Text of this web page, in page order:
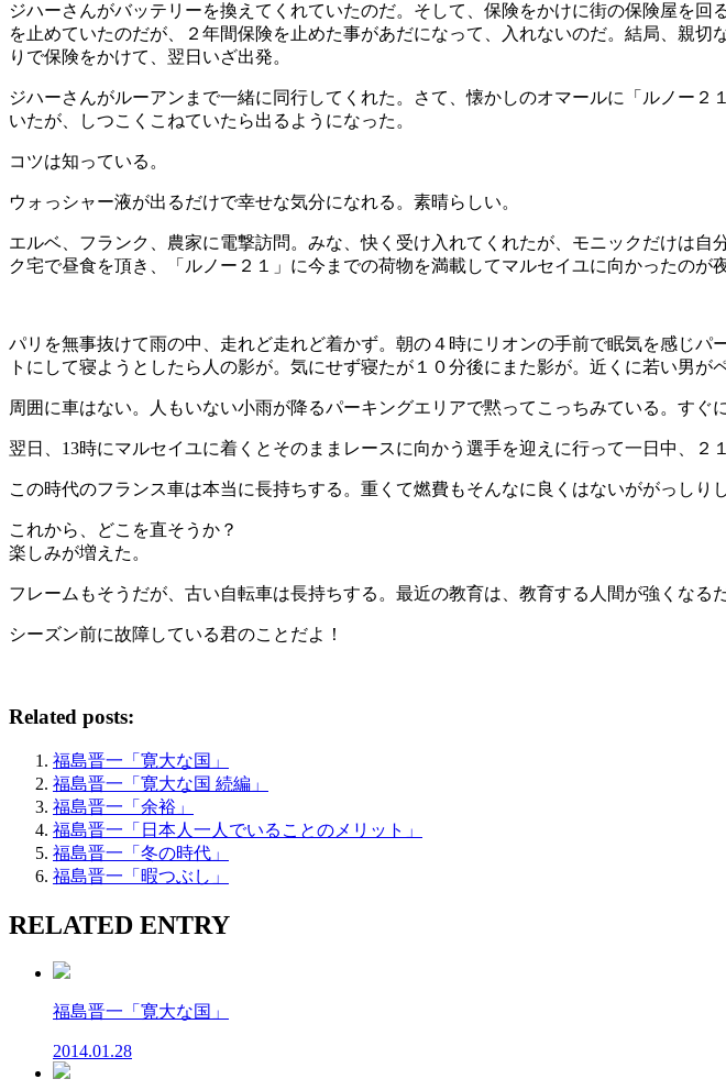
ジハーさんがバッテリーを換えてくれていたのだ。そして、保険をかけに街の保険屋を
を止めていたのだが、２年間保険を止めた事があだになって、入れないのだ。結局、親
りで保険をかけて、翌日いざ出発。
ジハーさんがルーアンまで一緒に同行してくれた。さて、懐かしのオマールに「ルノー
いたが、しつこくこねていたら出るようになった。
コツは知っている。
ウォっシャー液が出るだけで幸せな気分になれる。素晴らしい。
エルベ、フランク、農家に電撃訪問。みな、快く受け入れてくれたが、モニックだけは
ク宅で昼食を頂き、「ルノー２１」に今までの荷物を満載してマルセイユに向かったのが
パリを無事抜けて雨の中、走れど走れど着かず。朝の４時にリオンの手前で眠気を感じ
トにして寝ようとしたら人の影が。気にせず寝たが１０分後にまた影が。近くに若い男が
周囲に車はない。人もいない小雨が降るパーキングエリアで黙ってこっちみている。す
翌日、13時にマルセイユに着くとそのままレースに向かう選手を迎えに行って一日中、２
この時代のフランス車は本当に長持ちする。重くて燃費もそんなに良くはないががっし
これから、どこを直そうか？
楽しみが増えた。
フレームもそうだが、古い自転車は長持ちする。最近の教育は、教育する人間が強くな
シーズン前に故障している君のことだよ！
Related posts:
福島晋一「寛大な国」
福島晋一「寛大な国 続編」
福島晋一「余裕」
福島晋一「日本人一人でいることのメリット」
福島晋一「冬の時代」
福島晋一「暇つぶし」
RELATED ENTRY
福島晋一「寛大な国」
2014.01.28